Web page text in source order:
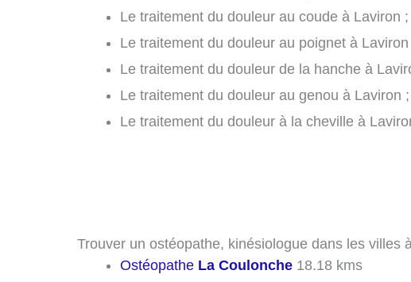
Le traitement du douleur au coude à Laviron ;
Le traitement du douleur au poignet à Laviron
Le traitement du douleur de la hanche à
Le traitement du douleur au genou à Laviron ;
Le traitement du douleur à la cheville à
Trouver un ostéopathe, kinésiologue dans les villes
Ostéopathe La Coulonche 18.18 kms